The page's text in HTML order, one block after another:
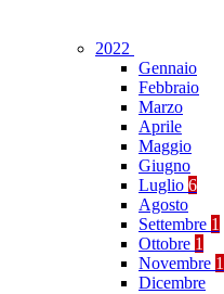
2022
Gennaio
Febbraio
Marzo
Aprile
Maggio
Giugno
Luglio 6
Agosto
Settembre 1
Ottobre 1
Novembre 1
Dicembre